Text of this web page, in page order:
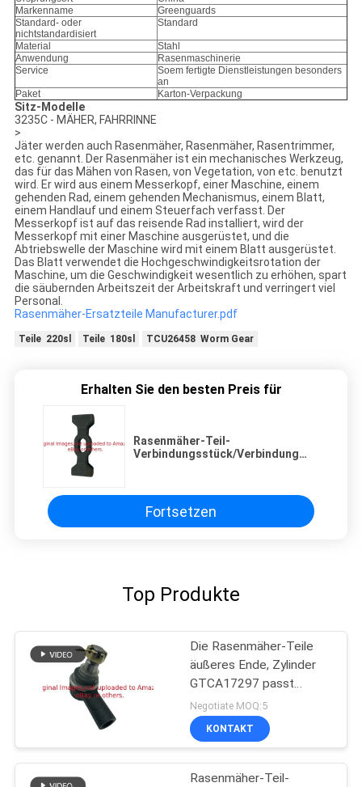
Markenname
Greenguards
Standard- oder
nichtstandardisiert
Standard
Material
Stahl
Anwendung
Rasenmaschinerie
Service
Soem fertigte Dienstleistungen besonders
an
Paket
Karton-Verpackung
Sitz-Modelle
3235C - MÄHER, FAHRRINNE
>
Jäter werden auch Rasenmäher, Rasenmäher, Rasentrimmer,
etc. genannt. Der Rasenmäher ist ein mechanisches Werkzeug,
das für das Mähen von Rasen, von Vegetation, von etc. benutzt
wird. Er wird aus einem Messerkopf, einer Maschine, einem
gehenden Rad, einem gehenden Mechanismus, einem Blatt,
einem Handlauf und einem Steuerfach verfasst. Der
Messerkopf ist auf das reisende Rad installiert, wird der
Messerkopf mit einer Maschine ausgerüstet, und die
Abtriebswelle der Maschine wird mit einem Blatt ausgerüstet.
Das Blatt verwendet die Hochgeschwindigkeitsrotation der
Maschine, um die Geschwindigkeit wesentlich zu erhöhen, spart
die säubernden Arbeitszeit der Arbeitskraft und verringert viel
Personal.
Rasenmäher-Ersatzteile Manufacturer.pdf
Teile 220sl Teile 180sl TCU26458 Worm Gear
Erhalten Sie den besten Preis für
Rasenmäher-Teil-
Verbindungsstück/Verbindung
Fortsetzen
Top Produkte
Die Rasenmäher-Teile
äußeres Ende, Zylinder
GTCA17297 passt
Deere-Mäher
Negotiate MOQ:5
KONTAKT
Rasenmäher-Teil-